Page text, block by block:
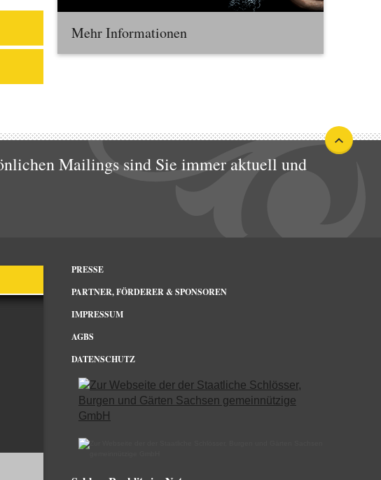
Mehr Informationen
Mailings sind Sie immer aktuell und
PRESSE
PARTNER, FÖRDERER & SPONSOREN
IMPRESSUM
AGBS
DATENSCHUTZ